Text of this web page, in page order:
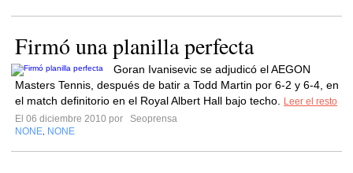
Firmó una planilla perfecta
Goran Ivanisevic se adjudicó el AEGON
Masters Tennis, después de batir a Todd Martin por 6-2 y 6-4, en
el match definitorio en el Royal Albert Hall bajo techo.
Leer el resto
El 06 diciembre 2010 por
Seoprensa
NONE NONE